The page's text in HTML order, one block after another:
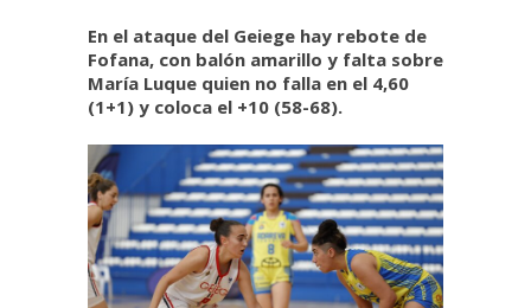
En el ataque del Geiege hay rebote de
Fofana, con balón amarillo y falta sobre
María Luque quien no falla en el 4,60
(1+1) y coloca el +10 (58-68).